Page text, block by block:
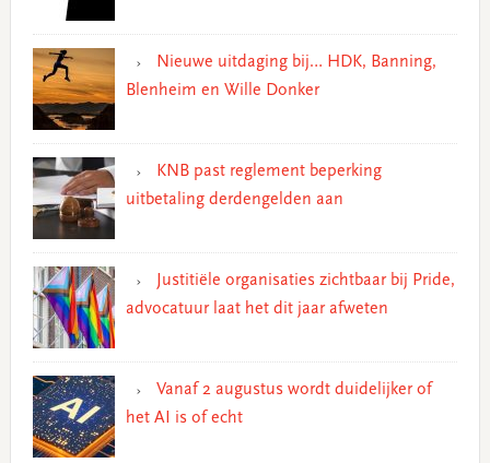
Nieuwe uitdaging bij… HDK, Banning,
Blenheim en Wille Donker
KNB past reglement beperking
uitbetaling derdengelden aan
Justitiële organisaties zichtbaar bij Pride,
advocatuur laat het dit jaar afweten
Vanaf 2 augustus wordt duidelijker of
het AI is of echt